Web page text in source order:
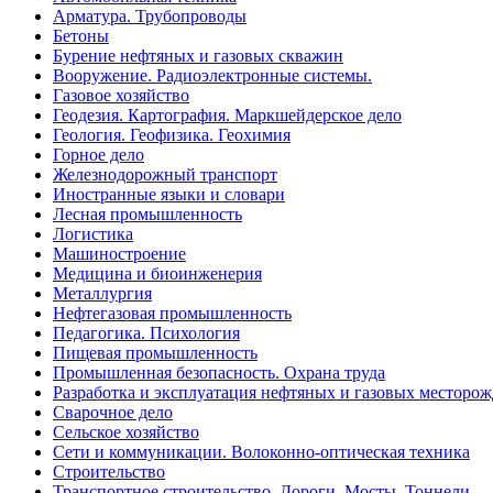
Арматура. Трубопроводы
Бетоны
Бурение нефтяных и газовых скважин
Вооружение. Радиоэлектронные системы.
Газовое хозяйство
Геодезия. Картография. Маркшейдерское дело
Геология. Геофизика. Геохимия
Горное дело
Железнодорожный транспорт
Иностранные языки и словари
Лесная промышленность
Логистика
Машиностроение
Медицина и биоинженерия
Металлургия
Нефтегазовая промышленность
Педагогика. Психология
Пищевая промышленность
Промышленная безопасность. Охрана труда
Разработка и эксплуатация нефтяных и газовых
Сварочное дело
Сельское хозяйство
Сети и коммуникации. Волоконно-оптическая техника
Строительство